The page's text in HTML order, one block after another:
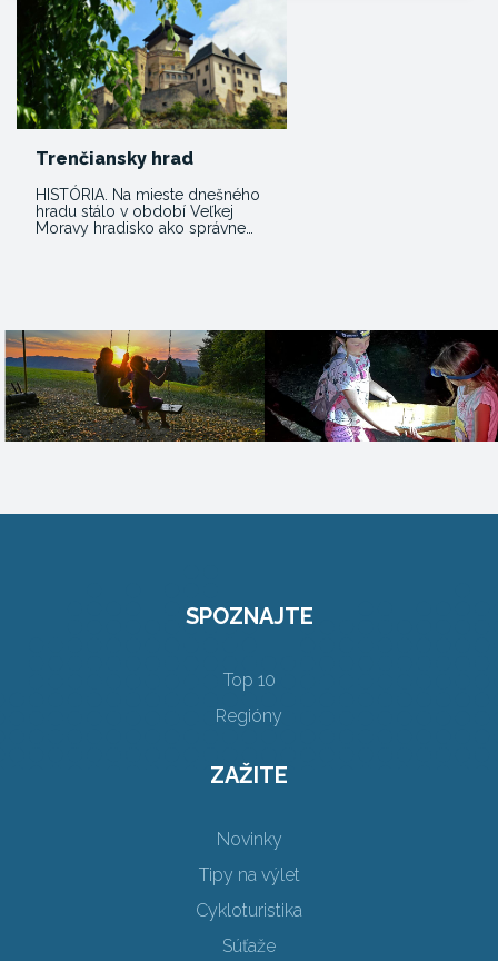
Trenčiansky hrad
HISTÓRIA. Na mieste dnešného
hradu stálo v období Veľkej
Moravy hradisko ako správne…
SPOZNAJTE
Top 10
Regióny
ZAŽITE
Novinky
Tipy na výlet
Cykloturistika
Súťaže